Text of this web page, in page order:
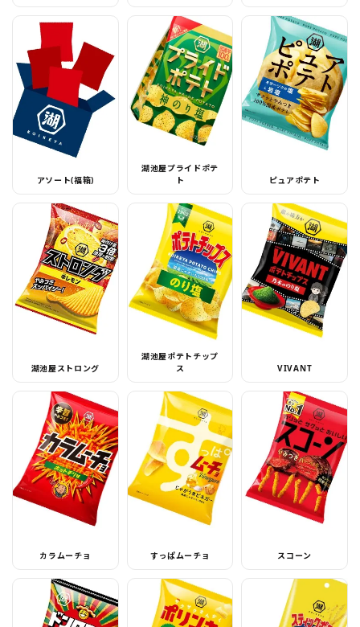
アソート(福箱)
湖池屋プライドポテ
ト
ピュアポテト
湖池屋ストロング
湖池屋ポテトチップ
ス
VIVANT
カラムーチョ すっぱムーチョ スコーン